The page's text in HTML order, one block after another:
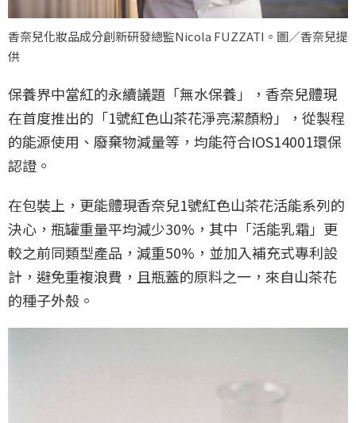
香奈兒化妝品成分創新研發總監Nicola FUZZATI。圖／香奈兒提
供
保養界中當紅的永續議題「無水保養」，香奈兒體現
在首度推出的「1號紅色山茶花淨亮潔顏粉」，從製程
的能源使用、廢棄物減量等，均能符合IOS14001環保
認證。
在包裝上，更能體現香奈兒1號紅色山茶花活能系列的
決心，瓶罐重量平均減少30%，其中「活能乳霜」更
較之前同類型產品，減重50%，並加入補充式專利設
計，避免重複浪費，且瓶蓋的原料之一，來自山茶花
的種子外殼。